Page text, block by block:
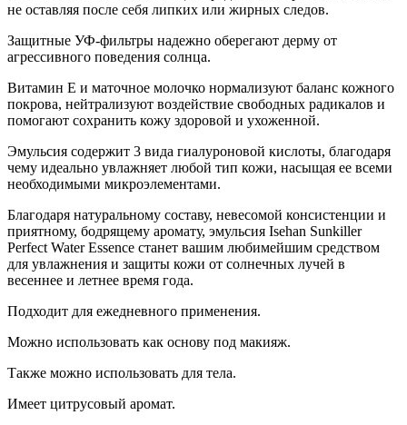
не оставляя после себя липких или жирных следов.
Защитные УФ-фильтры надежно оберегают дерму от
агрессивного поведения солнца.
Витамин Е и маточное молочко нормализуют баланс кожного
покрова, нейтрализуют воздействие свободных радикалов и
помогают сохранить кожу здоровой и ухоженной.
Эмульсия содержит 3 вида гиалуроновой кислоты, благодаря
чему идеально увлажняет любой тип кожи, насыщая ее всеми
необходимыми микроэлементами.
Благодаря натуральному составу, невесомой консистенции и
приятному, бодрящему аромату, эмульсия Isehan Sunkiller
Perfect Water Essence станет вашим любимейшим средством
для увлажнения и защиты кожи от солнечных лучей в
весеннее и летнее время года.
Подходит для ежедневного применения.
Можно использовать как основу под макияж.
Также можно использовать для тела.
Имеет цитрусовый аромат.